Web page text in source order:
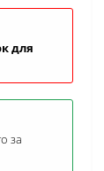
для
за